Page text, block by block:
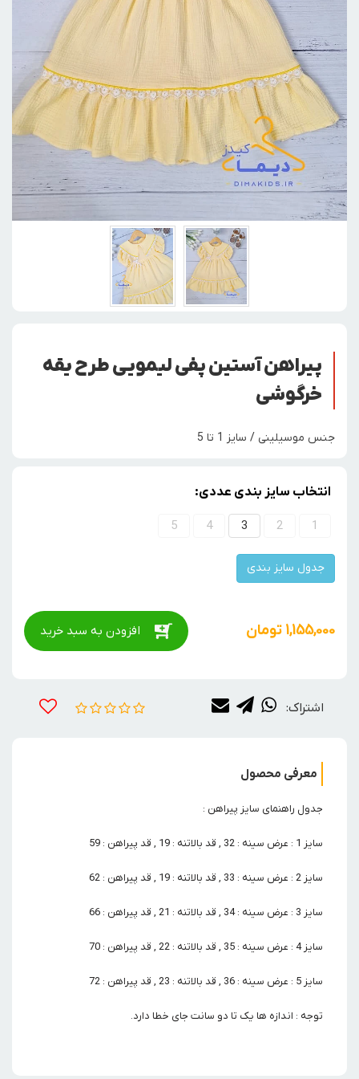
پیراهن آستین پفی لیمویی طرح یقه
خرگوشی
جنس موسیلینی / سایز 1 تا 5
انتخاب سایز بندی عددی:
1
2
3
4
5
جدول سایز بندی
1,155,000 تومان افزودن به سبد خرید
اشتراک:
معرفی محصول
جدول راهنمای سایز پیراهن :
سایز 1 : عرض سینه : 32 , قد بالاتنه : 19 , قد پیراهن : 59
سایز 2 : عرض سینه : 33 , قد بالاتنه : 19 , قد پیراهن : 62
سایز 3 : عرض سینه : 34 , قد بالاتنه : 21 , قد پیراهن : 66
سایز 4 : عرض سینه : 35 , قد بالاتنه : 22 , قد پیراهن : 70
سایز 5 : عرض سینه : 36 , قد بالاتنه : 23 , قد پیراهن : 72
توجه : اندازه ها یک تا دو سانت جای خطا دارد.